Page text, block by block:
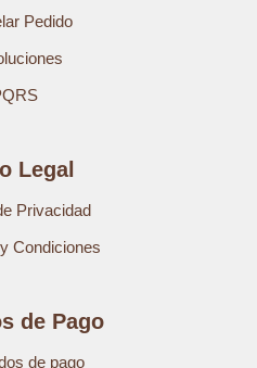
Pedido
Legal
Privacidad
Condiciones
de Pago